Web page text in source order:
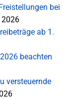
bei
ab 1.
beachten
versteuernde